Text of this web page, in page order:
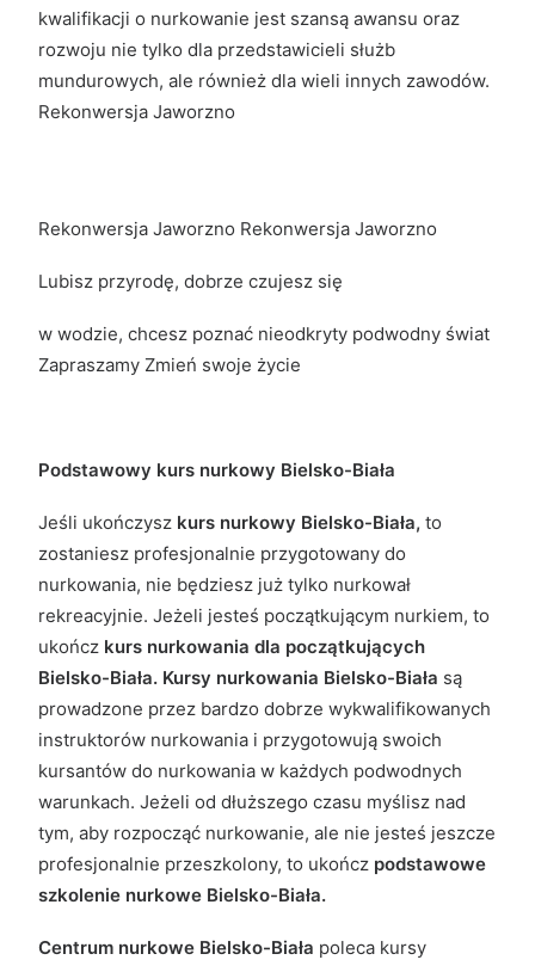
kwalifikacji o nurkowanie jest szansą awansu oraz
rozwoju nie tylko dla przedstawicieli służb
mundurowych, ale również dla wieli innych zawodów.
Rekonwersja Jaworzno
Rekonwersja Jaworzno Rekonwersja Jaworzno
Lubisz przyrodę, dobrze czujesz się
w wodzie, chcesz poznać nieodkryty podwodny świat
Zapraszamy Zmień swoje życie
Podstawowy kurs nurkowy Bielsko-Biała
Jeśli ukończysz kurs nurkowy Bielsko-Biała, to
zostaniesz profesjonalnie przygotowany do
nurkowania, nie będziesz już tylko nurkował
rekreacyjnie. Jeżeli jesteś początkującym nurkiem, to
ukończ kurs nurkowania dla początkujących
Bielsko-Biała. Kursy nurkowania Bielsko-Biała są
prowadzone przez bardzo dobrze wykwalifikowanych
instruktorów nurkowania i przygotowują swoich
kursantów do nurkowania w każdych podwodnych
warunkach. Jeżeli od dłuższego czasu myślisz nad
tym, aby rozpocząć nurkowanie, ale nie jesteś jeszcze
profesjonalnie przeszkolony, to ukończ podstawowe
szkolenie nurkowe Bielsko-Biała.
Centrum nurkowe Bielsko-Biała poleca kursy